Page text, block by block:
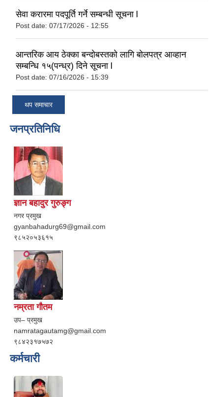
सेवा करारमा पदपूर्ति गर्ने सम्बन्धी सूचना l
Post date: 07/17/2026 - 12:55
आन्तरिक आय ठेक्का बन्दोबस्तको लागि बोलपत्र आव्हान
सम्बन्धि १५(पन्ध्र) दिने सूचना l
Post date: 07/16/2026 - 15:39
थप समाचार
जनप्रतिनिधि
ज्ञान बहादुर गुरुङ्ग
नगर प्रमुख
gyanbahadurg69@gmail.com
९८५२०५३६१५
नम्रता गौतम
उप– प्रमुख
namratagautamg@gmail.com
९८४२३१७५७२
कर्मचारी